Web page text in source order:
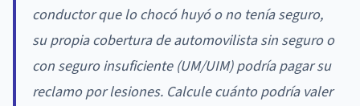
conductor que lo chocó huyó o no tenía seguro,
su propia cobertura de automovilista sin seguro o
con seguro insuficiente (UM/UIM) podría pagar su
reclamo por lesiones. Calcule cuánto podría valer